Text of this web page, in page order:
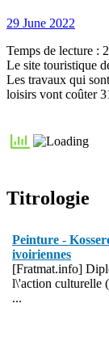
Posted
29 June 2022
Temps de lecture : 2
Le site touristique
Les travaux qui
loisirs vont coûter
Titrologie
Peinture -
ivoiriennes
[Fratmat.info]
l\'action culturelle
...